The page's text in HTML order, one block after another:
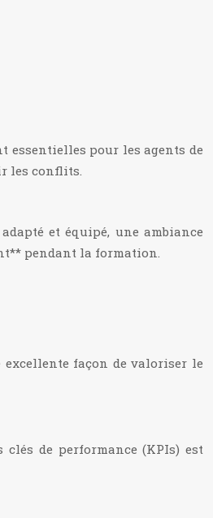
essentielles pour les agents de
les conflits.
et équipé, une ambiance
pendant la formation.
façon de valoriser le
de performance (KPIs) est